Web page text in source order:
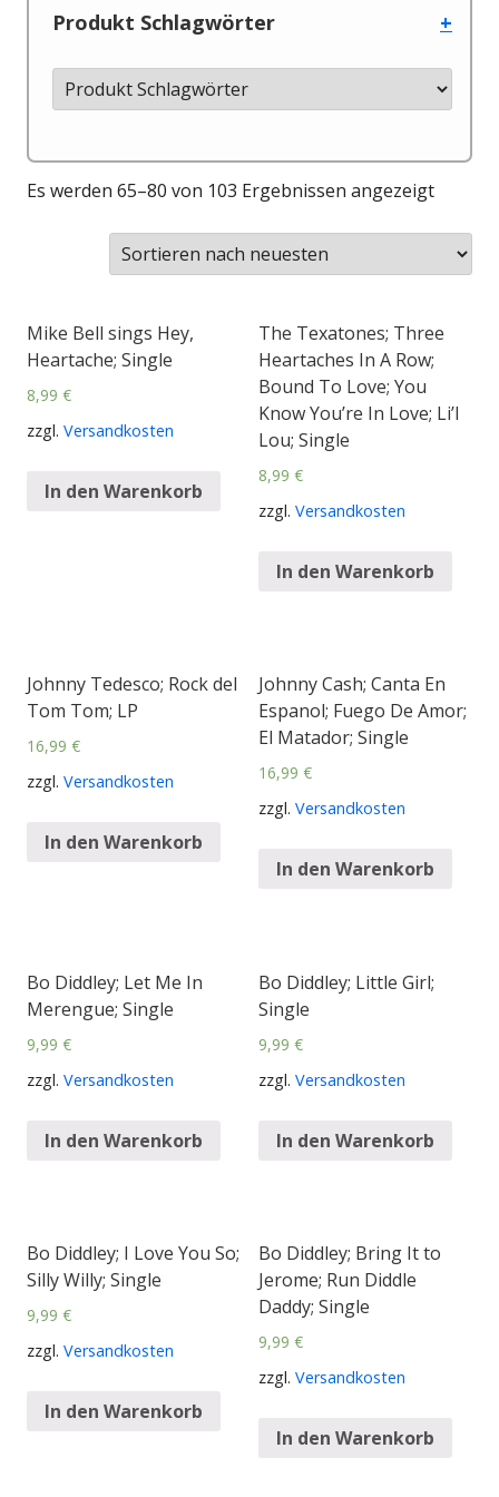
Produkt Schlagwörter +
Es werden 65–80 von 103 Ergebnissen angezeigt
Mike Bell sings Hey,
Heartache; Single
8,99 €
zzgl. Versandkosten
In den Warenkorb
The Texatones; Three
Heartaches In A Row;
Bound To Love; You
Know You’re In Love; Li’l
Lou; Single
8,99 €
zzgl. Versandkosten
In den Warenkorb
Johnny Tedesco; Rock del
Tom Tom; LP
16,99 €
zzgl. Versandkosten
In den Warenkorb
Johnny Cash; Canta En
Espanol; Fuego De Amor;
El Matador; Single
16,99 €
zzgl. Versandkosten
In den Warenkorb
Bo Diddley; Let Me In
Merengue; Single
9,99 €
zzgl. Versandkosten
In den Warenkorb
Bo Diddley; Little Girl;
Single
9,99 €
zzgl. Versandkosten
In den Warenkorb
Bo Diddley; I Love You So;
Silly Willy; Single
9,99 €
zzgl. Versandkosten
In den Warenkorb
Bo Diddley; Bring It to
Jerome; Run Diddle
Daddy; Single
9,99 €
zzgl. Versandkosten
In den Warenkorb